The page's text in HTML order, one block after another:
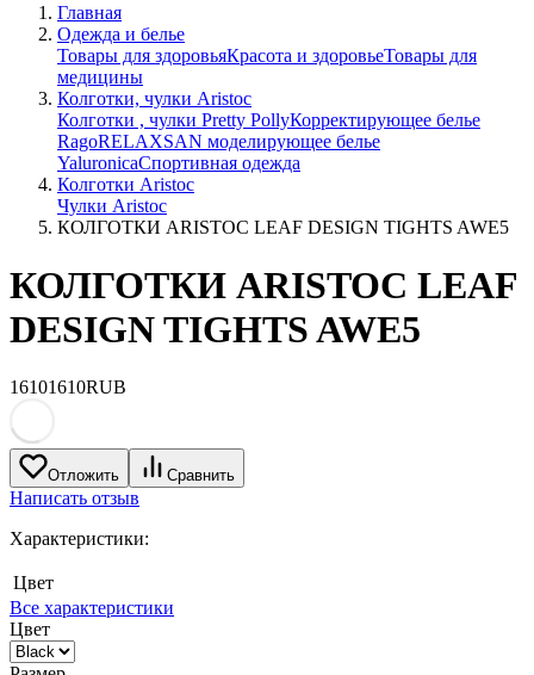
Главная
Одежда и белье
Товары для здоровьяКрасота и здоровьеТовары для
медицины
Колготки, чулки Aristoc
Колготки , чулки Pretty PollyКорректирующее белье
RagoRELAXSAN моделирующее белье
YaluroniсaСпортивная одежда
Колготки Aristoc
Чулки Aristoc
КОЛГОТКИ ARISTOC LEAF DESIGN TIGHTS AWE5
КОЛГОТКИ ARISTOC LEAF
DESIGN TIGHTS AWE5
16101610RUB
Отложить Сравнить
Написать отзыв
Характеристики:
Цвет
Все характеристики
Цвет